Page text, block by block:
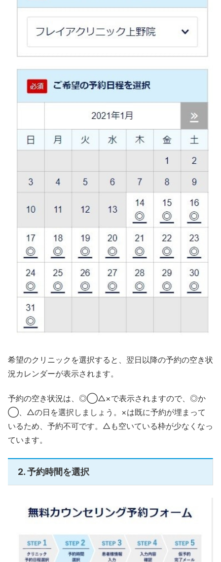
希望のクリニックを選択すると、翌日以降の予約の空き状
況カレンダーが表示されます。
予約の空き状況は、◎◯△×で表示されますので、◎か
◯、△の日を選択しましょう。×は既に予約が埋まって
いるため、予約不可です。△も空いている枠が少なくなっ
ています。
2. 予約時間を選択